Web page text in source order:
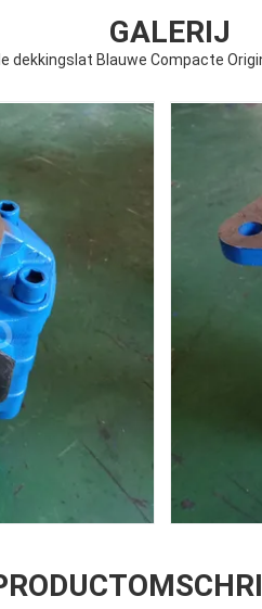
GALERIJ
dekkingslat Blauwe Compacte